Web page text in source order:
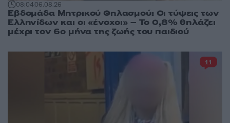
08:0406.08.26
Εβδομάδα Μητρικού Θηλασμού: Οι τύψεις των
Ελληνίδων και οι «ένοχοι» – Το 0,8% θηλάζει
μέχρι τον 6ο μήνα της ζωής του παιδιού
11